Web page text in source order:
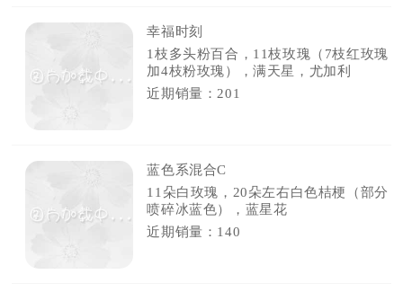
幸福时刻
1枝多头粉百合，11枝玫瑰（7枝红玫瑰
加4枝粉玫瑰），满天星，尤加利
近期销量：201
蓝色系混合C
11朵白玫瑰，20朵左右白色桔梗（部分
喷碎冰蓝色），蓝星花
近期销量：140